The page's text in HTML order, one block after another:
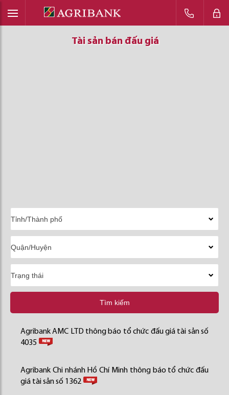
Tài sản bán đấu giá
Tài sản bán đấu giá
Tài sản bán đấu giá
Tìm kiếm
Agribank AMC LTD thông báo tổ chức đấu giá tài sản số
4035
Agribank Chi nhánh Hồ Chí Minh thông báo tổ chức đấu
giá tài sản số 1362